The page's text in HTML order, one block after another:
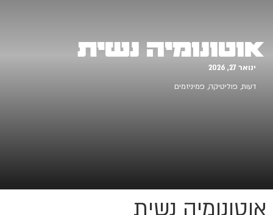
אוטונומיה נשית
ינואר 27, 2026
דעות, פוליטיקה, פמיניזמים
אוטונומיה נשית